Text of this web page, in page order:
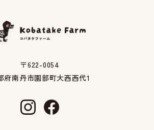
〒622-0054
府南丹市園部町大西西代1